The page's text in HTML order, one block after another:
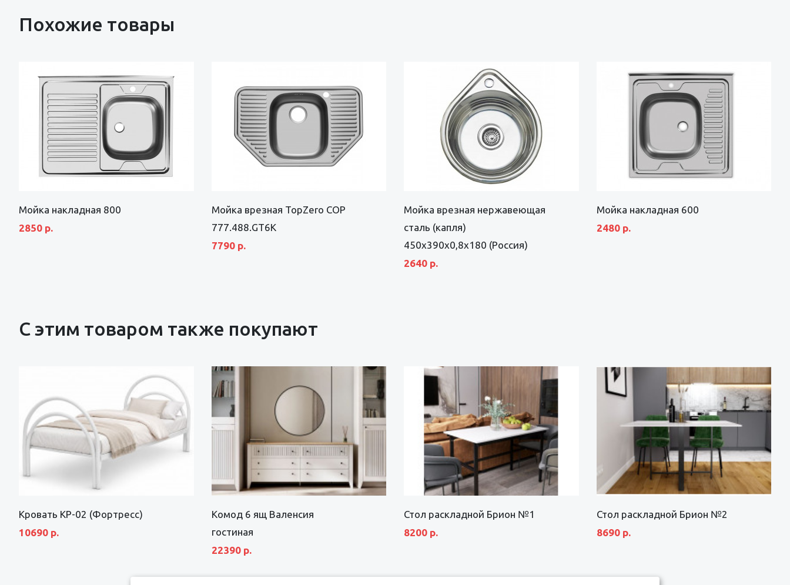
Похожие товары
Мойка накладная 800
2850 р.
Мойка врезная TopZero COP
777.488.GT6K
7790 р.
Мойка врезная нержавеющая
сталь (капля)
450х390х0,8х180 (Россия)
2640 р.
Мойка накладная 600
2480 р.
С этим товаром также покупают
Кровать КР-02 (Фортресс)
10690 р.
Комод 6 ящ Валенсия
гостиная
22390 р.
Стол раскладной Брион №1
8200 р.
Стол раскладной Брион №2
8690 р.